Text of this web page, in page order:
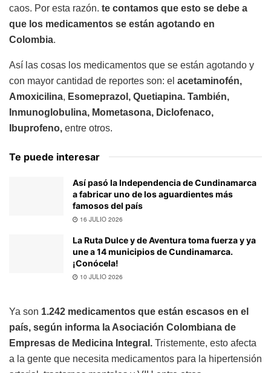
caos. Por esta razón. te contamos que esto se debe a
que los medicamentos se están agotando en
Colombia.
Así las cosas los medicamentos que se están agotando y
con mayor cantidad de reportes son: el acetaminofén,
Amoxicilina, Esomeprazol, Quetiapina. También,
Inmunoglobulina, Mometasona, Diclofenaco,
Ibuprofeno, entre otros.
Te puede interesar
Así pasó la Independencia de Cundinamarca
a fabricar uno de los aguardientes más
famosos del país
16 JULIO 2026
La Ruta Dulce y de Aventura toma fuerza y ya
une a 14 municipios de Cundinamarca.
¡Conócela!
10 JULIO 2026
Ya son 1.242 medicamentos que están escasos en el
país, según informa la Asociación Colombiana de
Empresas de Medicina Integral. Tristemente, esto afecta
a la gente que necesita medicamentos para la hipertensión